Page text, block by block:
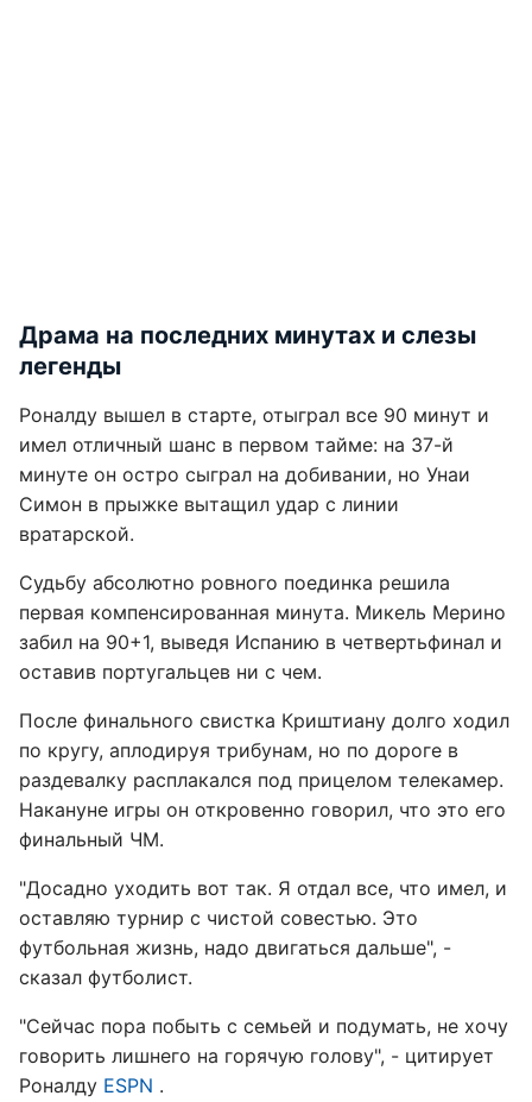
Драма на последних минутах и слезы
легенды
Роналду вышел в старте, отыграл все 90 минут и
имел отличный шанс в первом тайме: на 37-й
минуте он остро сыграл на добивании, но Унаи
Симон в прыжке вытащил удар с линии
вратарской.
Судьбу абсолютно ровного поединка решила
первая компенсированная минута. Микель Мерино
забил на 90+1, выведя Испанию в четвертьфинал и
оставив португальцев ни с чем.
После финального свистка Криштиану долго ходил
по кругу, аплодируя трибунам, но по дороге в
раздевалку расплакался под прицелом телекамер.
Накануне игры он откровенно говорил, что это его
финальный ЧМ.
"Досадно уходить вот так. Я отдал все, что имел, и
оставляю турнир с чистой совестью. Это
футбольная жизнь, надо двигаться дальше", -
сказал футболист.
"Сейчас пора побыть с семьей и подумать, не хочу
говорить лишнего на горячую голову", - цитирует
Роналду ESPN .